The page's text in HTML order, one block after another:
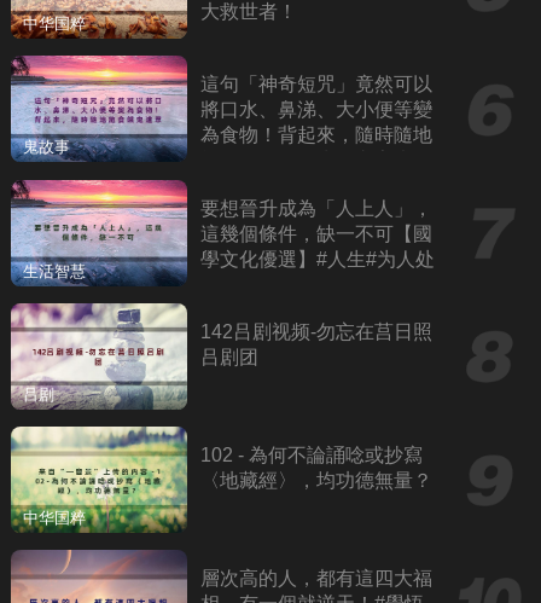
中华国粹
大救世者！
鬼故事
這句「神奇短咒」竟然可以
將口水、鼻涕、大小便等變
為食物！背起來，隨時隨地
生活智慧
要想晉升成為「人上人」，
這幾個條件，缺一不可【國
學文化優選】#人生#为人处
吕剧
142吕剧视频-勿忘在莒日照
吕剧团
中华国粹
102 - 為何不論誦唸或抄寫
〈地藏經〉，均功德無量？
層次高的人，都有這四大福